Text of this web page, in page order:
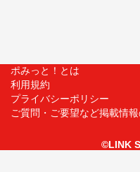
ポみっと！とは
利用規約
プライバシーポリシー
ご質問・ご要望など掲載情
©LINK